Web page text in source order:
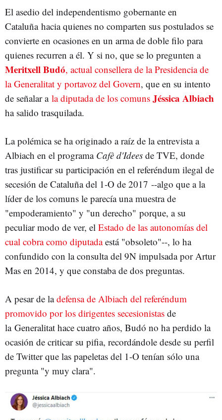
El asedio del independentismo gobernante en
Cataluña hacia quienes no comparten sus postulados se
convierte en ocasiones en un arma de doble filo para
quienes recurren a él. Y si no, que se lo pregunten a
Meritxell Budó, actual consellera de la Presidencia de
la Generalitat y portavoz del Govern, que en su intento
de señalar a la diputada de los comuns Jéssica Albiach
ha salido trasquilada.
La polémica se ha originado a raíz de la entrevista a
Albiach en el programa Cafè d'Idees de TVE, donde
tras justificar su participación en el referéndum ilegal de
secesión de Cataluña del 1-O de 2017 --algo que a la
líder de los comuns le parecía una muestra de
"empoderamiento" y "un derecho" porque, a su
peculiar modo de ver, el Estado de las autonomías del
cual cobra como diputadaestá "obsoleto"--, lo ha
confundido con la consulta del 9N impulsada por Artur
Mas en 2014, y que constaba de dos preguntas.
A pesar de ladefensa de Albiach del referéndum
promovido por los dirigentes secesionistas de
la Generalitat hace cuatro años, Budó no ha perdido la
ocasión de criticar su pifia, recordándole desde su perfil
de Twitter que las papeletas del 1-O tenían sólo una
pregunta "y muy clara".